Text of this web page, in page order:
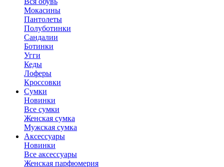
Мокасины
Пантолеты
Полуботинки
Сандалии
Ботинки
Угги
Кеды
Лоферы
Кроссовки
Сумки
Новинки
Все сумки
Женская сумка
Мужская сумка
Аксессуары
Новинки
Все аксессуары
Женская парфюмерия